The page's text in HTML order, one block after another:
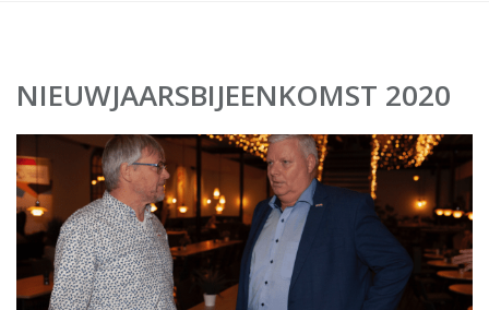
NIEUWJAARSBIJEENKOMST 2020